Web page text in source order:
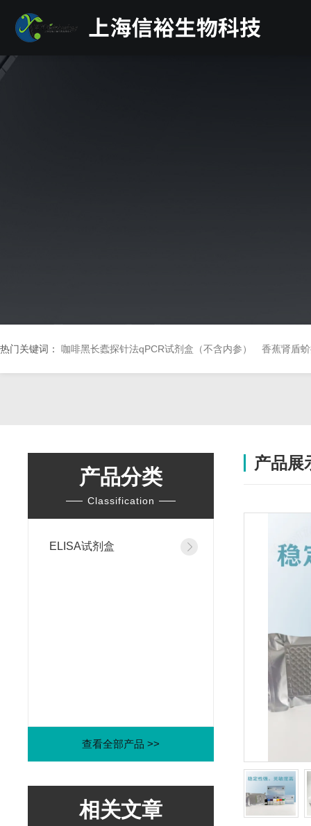
热门关键词： 咖啡黑长蠹探针法qPCR试剂盒（不含内参） 香蕉肾盾
产品分类
Classification
ELISA试剂盒
查看全部产品 >>
相关文章
产品展